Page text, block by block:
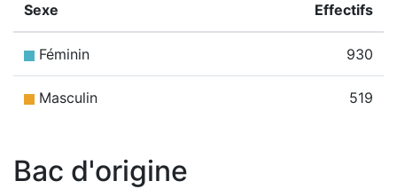
Sexe Effectifs
Féminin 930
Masculin 519
Bac d'origine